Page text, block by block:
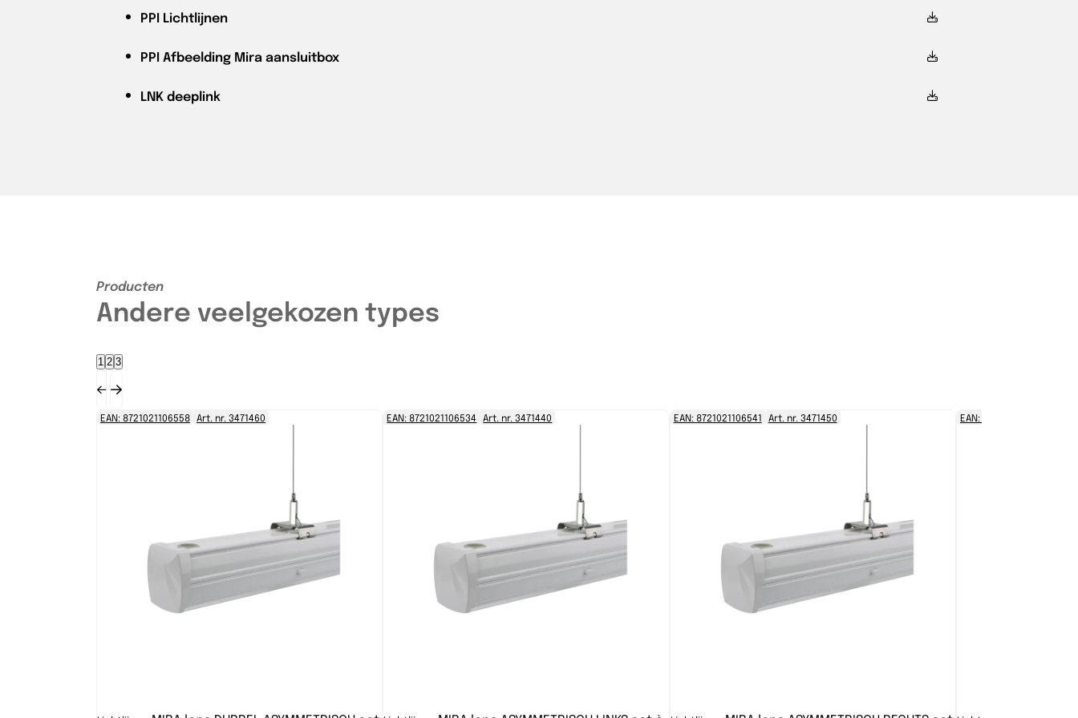
PPI Lichtlijnen
PPIAfbeelding Mira aansluitbox
LNKdeeplink
Producten
Andere veelgekozen types
1 2 3
EAN: 8721021106558 Art. nr. 3471460 EAN: 8721021106534 Art. nr. 3471440 EAN: 8721021106541 Art. nr. 3471450 EAN: 8721021106510